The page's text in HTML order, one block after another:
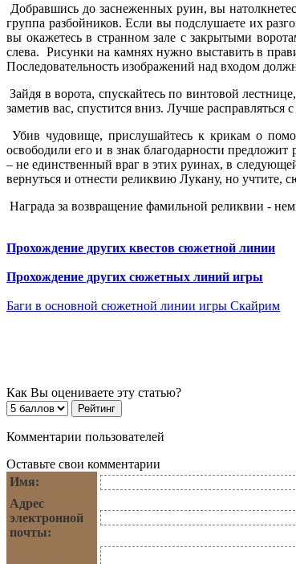
Добравшись до заснеженных руин, вы
группа разбойников. Если вы подслушаете их
вы окажетесь в странном зале с закрытыми
слева. Рисунки на камнях нужно выставить в
Последовательность изображений над входом
Зайдя в ворота, спускайтесь по винтовой
заметив вас, спустится вниз. Лучше
Убив чудовище, прислушайтесь к крикам о
освободили его и в знак благодарности
– не единственный враг в этих руинах, в
вернуться и отнести реликвию Лукану, но учтите,
Награда за возвращение фамильной реликвии -
Прохождение других квестов сюжетной линии
Прохождение других сюжетных линий игры
Баги в основной сюжетной линии игры Скайрим
Как Вы оцениваете эту статью?
Комментарии пользователей
Оставьте свои комментарии
Имя:
Адрес
электронной
почты: